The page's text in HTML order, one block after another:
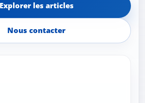
Explorer les articles
Nous contacter